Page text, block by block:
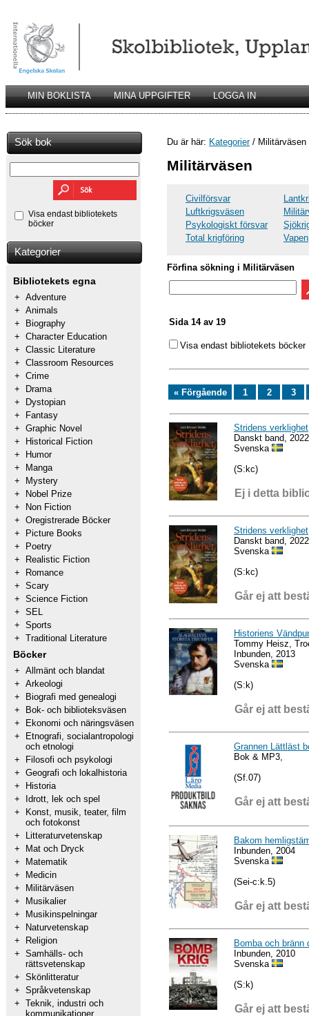
MIN BOKLISTA MINA UPPGIFTER LOGGA IN
Sök bok
Visa endast bibliotekets
böcker
Kategorier
Bibliotekets egna
+ Adventure
+ Animals
+
Biography
+ Character Education
+ Classic Literature
+ Classroom Resources
+ Crime
+
Drama
+
Dystopian
+
Fantasy
+ Graphic Novel
+
Historical Fiction
+
Humor
+
Manga
+
Mystery
+
Nobel Prize
+
Non Fiction
+ Oregistrerade Böcker
+
Picture Books
+
Poetry
+
Realistic Fiction
+
Romance
+ Scary
+ Science Fiction
+ SEL
+ Sports
+ Traditional Literature
Böcker
+ Allmänt och blandat
+ Arkeologi
+
Biografi med genealogi
+
Bok- och biblioteksväsen
+
Ekonomi och näringsväsen
+
Etnografi, socialantropologi
och etnologi
+
Filosofi och psykologi
+ Geografi och lokalhistoria
+
Historia
+
Idrott, lek och spel
+
Konst, musik, teater, film
och fotokonst
+
Litteraturvetenskap
+
Mat och Dryck
+
Matematik
+
Medicin
+
Militärväsen
+
Musikalier
+
Musikinspelningar
+
Naturvetenskap
+
Religion
+ Samhälls- och
rättsvetenskap
+ Skönlitteratur
+ Språkvetenskap
+ Teknik, industri och
kommunikationer
Du är här: Kategorier/ Militärväsen
Militärväsen
Civilförsvar
Luftkrigsväsen
Psykologiskt försvar
Total krigföring
Vapen
Förfina sökning i Militärväsen
Sida 14 av 19
Visa endast bibliotekets böcker
« Förgående 1 2 3
Stridens verklighet
Danskt band, 2022
Svenska
(S:kc)
Ej i detta
Stridens verklighet
Danskt band, 2022
Svenska
(S:kc)
Går ej att
Historiens
Tommy Heisz,
Inbunden, 2013
Svenska
(S:k)
Går ej att
Grannen Lättläst
Bok & MP3,
(Sf.07)
Går ej att
Bakom
Inbunden, 2004
Svenska
(Sei-c:k.5)
Går ej att
Bomba och
Inbunden, 2010
Svenska
(S:k)
Går ej att